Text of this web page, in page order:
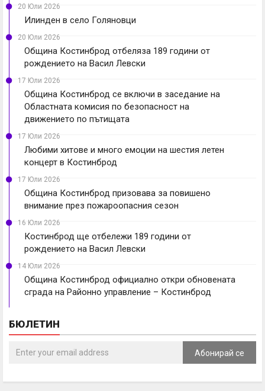
20 Юли 2026
Илинден в село Голяновци
20 Юли 2026
Община Костинброд отбеляза 189 години от
рождението на Васил Левски
17 Юли 2026
Община Костинброд се включи в заседание на
Областната комисия по безопасност на
движението по пътищата
17 Юли 2026
Любими хитове и много емоции на шестия летен
концерт в Костинброд
17 Юли 2026
Община Костинброд призовава за повишено
внимание през пожароопасния сезон
16 Юли 2026
Костинброд ще отбележи 189 години от
рождението на Васил Левски
14 Юли 2026
Община Костинброд официално откри обновената
сграда на Районно управление – Костинброд
БЮЛЕТИН
Абонирай се